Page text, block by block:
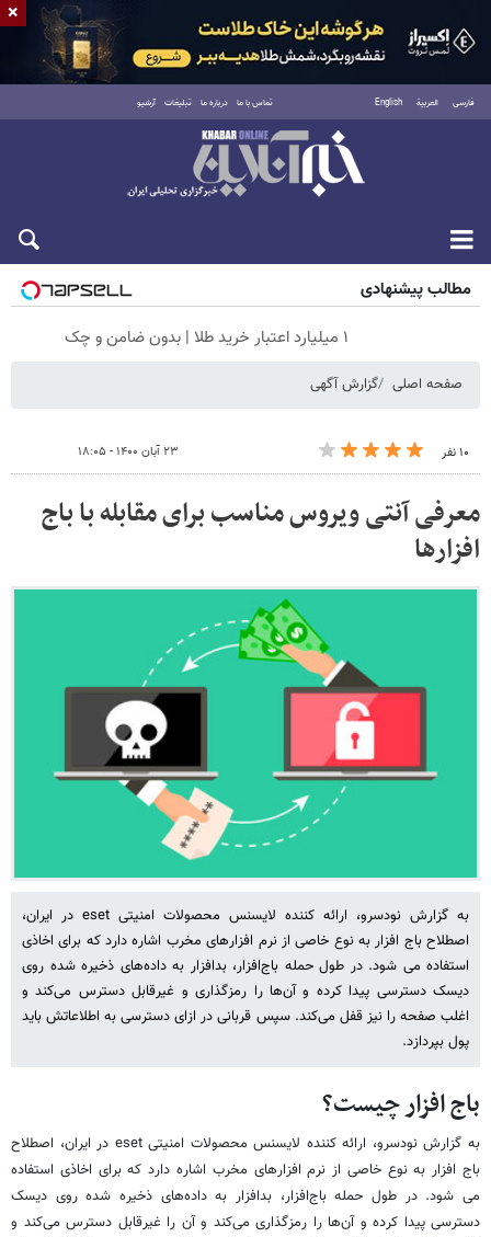
فارسی العربية English تماس با ما درباره ما تبلیغات آرشیو
پنجشنبه ۱۵ مرداد ۱۴۰۵
مطالب پیشنهادی
۱ میلیارد اعتبار خرید طلا | بدون ضامن و چک
صفحه اصلی گزارش آگهی
۱۰ نفر ۲۳ آبان ۱۴۰۰ - ۱۸:۰۵
معرفی آنتی ویروس مناسب برای مقابله با باج
افزارها
به گزارش نودسرو، ارائه کننده لایسنس محصولات امنیتی eset در ایران،
اصطلاح باج افزار به نوع خاصی از نرم افزارهای مخرب اشاره دارد که برای اخاذی
استفاده می شود. در طول حمله باج‌افزار، بدافزار به داده‌های ذخیره شده روی
دیسک دسترسی پیدا کرده و آن‌ها را رمزگذاری و غیرقابل دسترس می‌کند و
اغلب صفحه را نیز قفل می‌کند. سپس قربانی در ازای دسترسی به اطلاعاتش باید
پول بپردازد.
باج افزار چیست؟
به گزارش نودسرو، ارائه کننده لایسنس محصولات امنیتی eset در ایران، اصطلاح
باج افزار به نوع خاصی از نرم افزارهای مخرب اشاره دارد که برای اخاذی استفاده
می شود. در طول حمله باج‌افزار، بدافزار به داده‌های ذخیره شده روی دیسک
دسترسی پیدا کرده و آن‌ها را رمزگذاری می‌کند و آن را غیرقابل دسترس می‌کند و
×